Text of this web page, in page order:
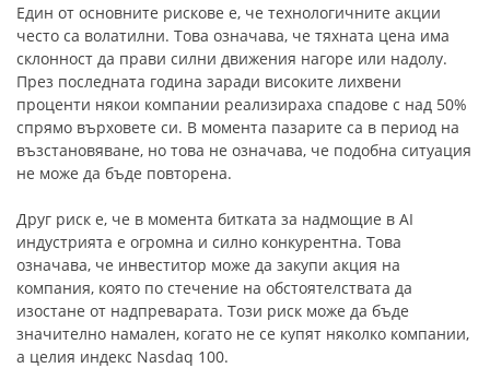
Един от основните рискове е, че технологичните акции
често са волатилни. Това означава, че тяхната цена има
склонност да прави силни движения нагоре или надолу.
През последната година заради високите лихвени
проценти някои компании реализираха спадове с над 50%
спрямо върховете си. В момента пазарите са в период на
възстановяване, но това не означава, че подобна ситуация
не може да бъде повторена.
Друг риск е, че в момента битката за надмощие в AI
индустрията е огромна и силно конкурентна. Това
означава, че инвеститор може да закупи акция на
компания, която по стечение на обстоятелствата да
изостане от надпреварата. Този риск може да бъде
значително намален, когато не се купят няколко компании,
а целия индекс Nasdaq 100.